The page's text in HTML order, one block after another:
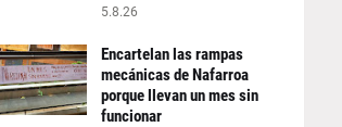
5.8.26
Encartelan las rampas
mecánicas de Nafarroa
porque llevan un mes sin
funcionar